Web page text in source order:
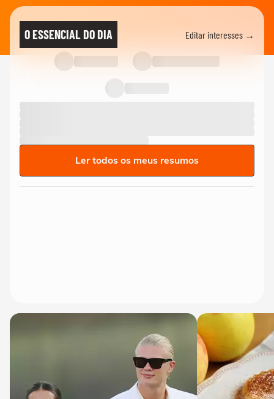
O ESSENCIAL DO DIA Editar interesses →
Ler todos os meus resumos